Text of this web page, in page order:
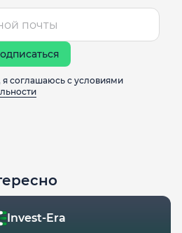
соглашаюсь с условиями
Invest-Era